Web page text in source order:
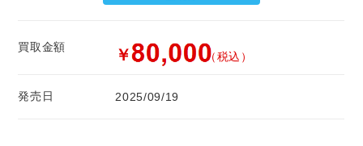
買取金額 ￥ （税込）
発売日 2025/09/19